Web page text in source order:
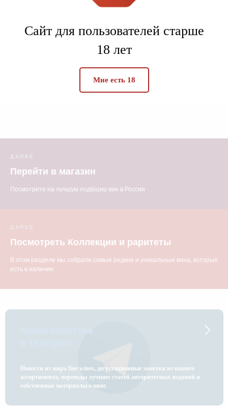
Сайт для пользователей старше
18 лет
Мне есть 18
ДАЛЕЕ
Перейти в магазин
Посмотрите на лучшую подборку вин в России
ДАЛЕЕ
Посмотреть Коллекции и раритеты
В этом разделе мы собрали самые редкие и уникальные вина, которые
есть в наличии
Новости из мира fine wines, дегустационные заметки из нашего
ассортимента, переводы лучших статей авторитетных изданий и
собственные материалы о вине.